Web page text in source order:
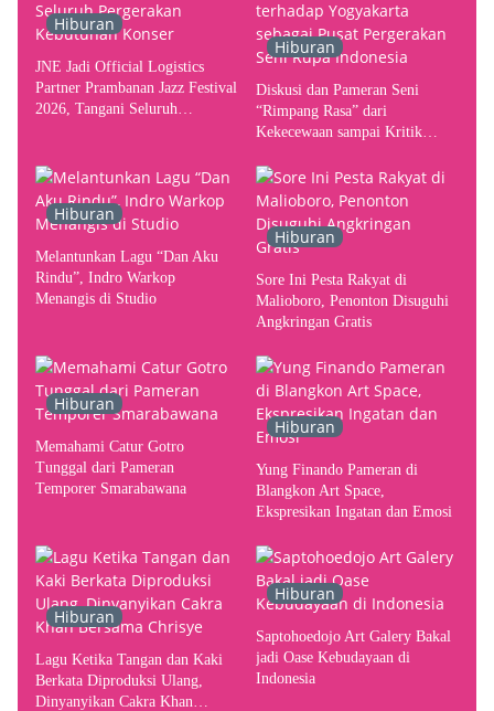
Hiburan
JNE Jadi Official Logistics
Partner Prambanan Jazz Festival
2026, Tangani Seluruh
Hiburan
Diskusi dan Pameran Seni
“Rimpang Rasa” dari
Kekecewaan sampai Kritik
Pusat Pergerakan Seni Rupa
Indonesia
Hiburan
Melantunkan Lagu “Dan Aku
Rindu”, Indro Warkop
Menangis di Studio
Hiburan
Sore Ini Pesta Rakyat di
Malioboro, Penonton Disuguhi
Angkringan Gratis
Hiburan
Memahami Catur Gotro
Tunggal dari Pameran
Temporer Smarabawana
Hiburan
Yung Finando Pameran di
Blangkon Art Space,
Ekspresikan Ingatan dan Emosi
Hiburan
Lagu Ketika Tangan dan Kaki
Berkata Diproduksi Ulang,
Dinyanyikan Cakra Khan
Hiburan
Saptohoedojo Art Galery Bakal
jadi Oase Kebudayaan di
Indonesia